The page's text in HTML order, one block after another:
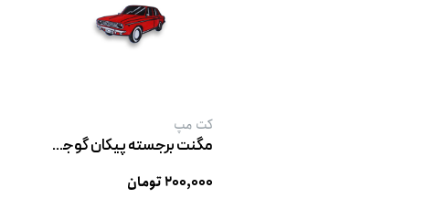
کت‌ مپ
مگنت برجسته پیکان گوجه ‌ای
۲۰۰,۰۰۰ تومان